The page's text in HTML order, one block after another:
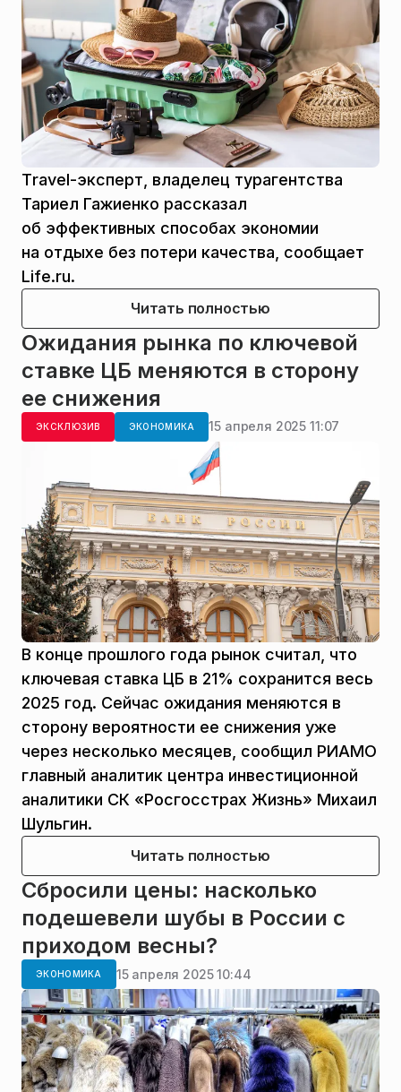
Тravel-эксперт, владелец турагентства
Тариел Гажиенко рассказал
об эффективных способах экономии
на отдыхе без потери качества, сообщает
Life.ru.
Читать полностью
Ожидания рынка по ключевой
ставке ЦБ меняются в сторону
ее снижения
ЭКСКЛЮЗИВ ЭКОНОМИКА 15 апреля 2025 11:07
В конце прошлого года рынок считал, что
ключевая ставка ЦБ в 21% сохранится весь
2025 год. Сейчас ожидания меняются в
сторону вероятности ее снижения уже
через несколько месяцев, сообщил РИАМО
главный аналитик центра инвестиционной
аналитики СК «Росгосстрах Жизнь» Михаил
Шульгин.
Читать полностью
Сбросили цены: насколько
подешевели шубы в России с
приходом весны?
ЭКОНОМИКА 15 апреля 2025 10:44